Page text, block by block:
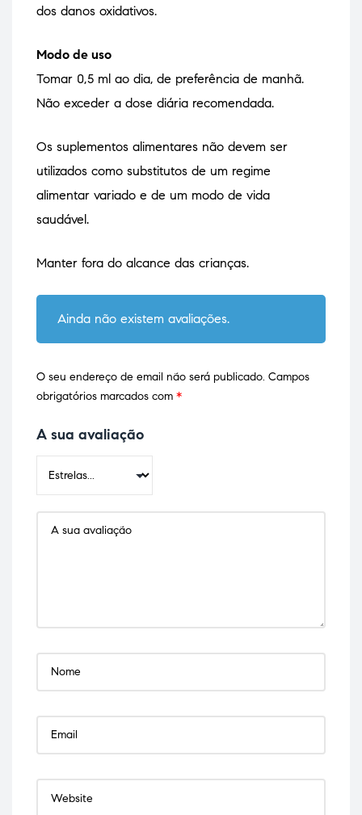
dos danos oxidativos.
Modo de uso
Tomar 0,5 ml ao dia, de preferência de manhã.
Não exceder a dose diária recomendada.
Os suplementos alimentares não devem ser
utilizados como substitutos de um regime
alimentar variado e de um modo de vida
saudável.
Manter fora do alcance das crianças.
Ainda não existem avaliações.
O seu endereço de email não será publicado. Campos
obrigatórios marcados com *
A sua avaliação